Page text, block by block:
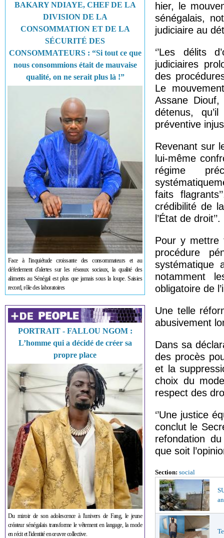
BAKARY NDIAYE, CHEF DE LA
DIVISION DE LA
CONSOMMATION ET DE LA
SÉCURITÉ DES
CONSOMMATEURS : “Si tout ce que
nous consommions était de mauvaise
qualité, on ne serait plus là !”
Face à l'inquiétude croissante des consommateurs et au
déferlement d'alertes sur les réseaux sociaux, la qualité des
aliments au Sénégal est plus que jamais sous la loupe. Saisies
record, rôle des laboratoires
PORTRAIT - FALLOU NGOM :
L’homme qui a décidé de créer sa
propre place
Du miroir de son adolescence à l'univers de Fang, le jeune
créateur sénégalais transforme le vêtement en langage, la mode
en récit et l'identité en œuvre collective.
hier, le
sénégalais,
judiciaire au
‘’Les délits
judiciaires
des
Le
Assane Diouf,
détenus,
préventive
Revenant sur
lui-même
régime
faits
crédibilité de
l’État de droit’’.
Pour y mettre
procédure
systématique
notamment
obligatoire de
Une telle
abusivement
Dans sa
des procès
et la
choix du
respect des
‘’Une justice
conclut le
refondation
que soit
Section: social